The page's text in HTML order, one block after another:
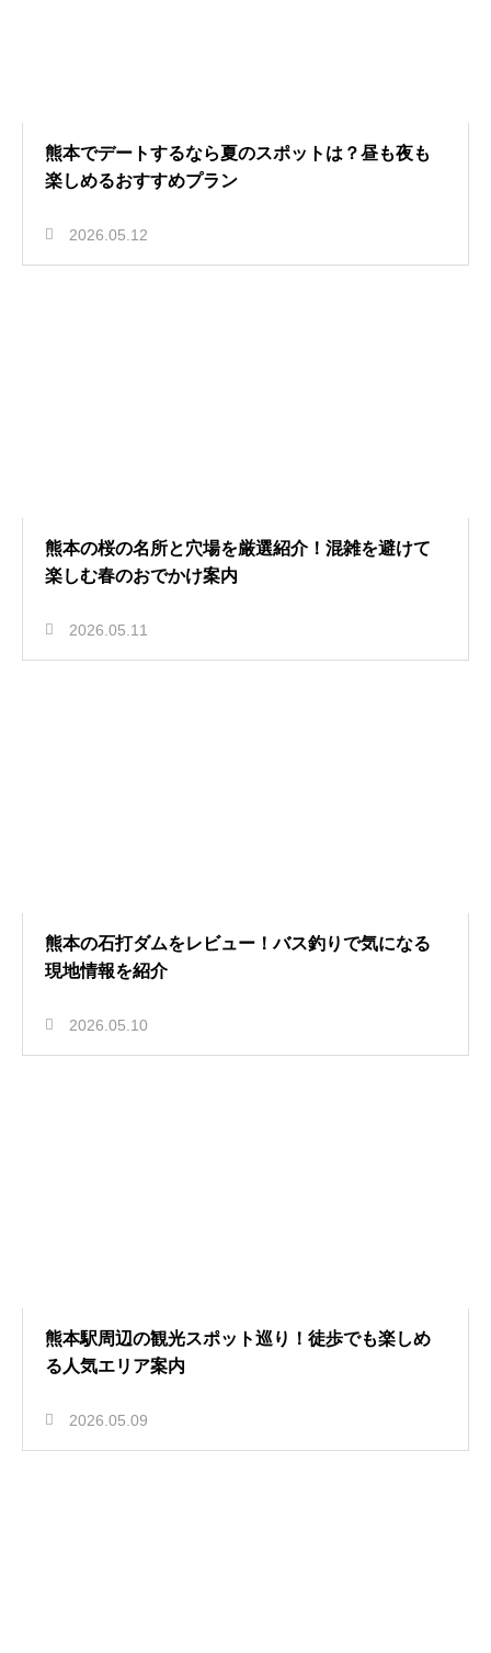
熊本でデートするなら夏のスポットは？昼も夜も
楽しめるおすすめプラン
2026.05.12
熊本の桜の名所と穴場を厳選紹介！混雑を避けて
楽しむ春のおでかけ案内
2026.05.11
熊本の石打ダムをレビュー！バス釣りで気になる
現地情報を紹介
2026.05.10
熊本駅周辺の観光スポット巡り！徒歩でも楽しめ
る人気エリア案内
2026.05.09